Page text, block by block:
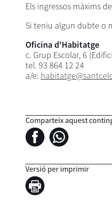
Els ingressos màxims
Si teniu algun dubte o
Oficina d'Habitatge
c. Grup Escolar, 6
tel. 93 864 12 24
a/e: habitatge
Comparteix aquest
Versió per imprimir